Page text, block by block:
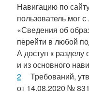
Навигацию по
пользователь мог
«Сведения об
перейти в любой
А доступ к разделу
и из основного
2
Требований,
от 14.08.2020 №